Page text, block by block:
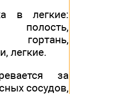
в легкие:
гортань,
легкие.
за
сосудов,